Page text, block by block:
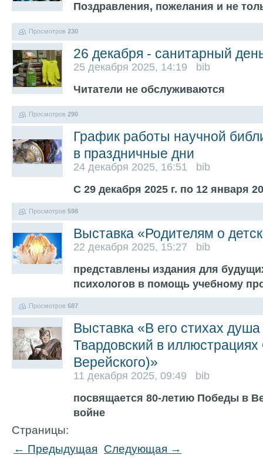
Поздравления, пожелания и не
Просмотров 230
26 декабря - санитарный
25 декабря 2025, 14:19 bib
Читатели не обслуживаются
Просмотров 290
График работы научной
в праздничные дни
24 декабря 2025, 16:51 bib
С 29 декабря 2025 г. по 12 января
Просмотров 598
Выставка «Родителям о
22 декабря 2025, 15:27 bib
представлены издания для
психологов в помощь учебному
Просмотров 687
Выставка «В его стихах
Твардовский в
Верейского)»
11 декабря 2025, 09:49 bib
посвящается 80-летию Победы в
войне
Страницы:
← Предыдущая Следующая →